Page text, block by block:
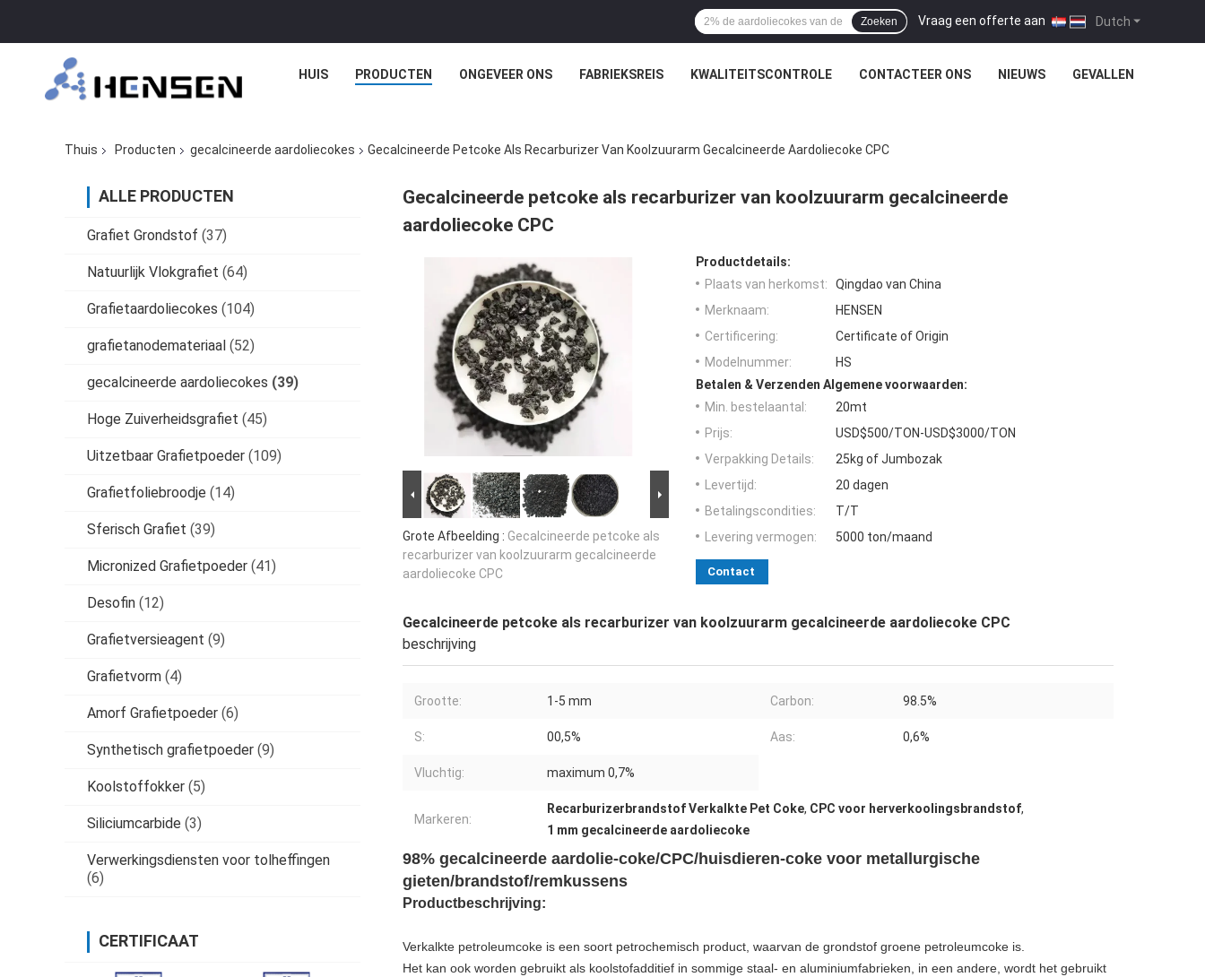
Dutch
Vraag een offerte aan |
Zoeken
HUIS PRODUCTEN ONGEVEER ONS FABRIEKSREIS KWALITEITSCONTROLE CONTACTEER ONS NIEUWS GEVALLEN
Thuis Producten gecalcineerde aardoliecokes Gecalcineerde Petcoke Als Recarburizer Van Koolzuurarm Gecalcineerde Aardoliecoke CPC
ALLE PRODUCTEN
Grafiet Grondstof (37)
Natuurlijk Vlokgrafiet (64)
Grafietaardoliecokes (104)
grafietanodemateriaal (52)
gecalcineerde aardoliecokes (39)
Hoge Zuiverheidsgrafiet (45)
Uitzetbaar Grafietpoeder (109)
Grafietfoliebroodje (14)
Sferisch Grafiet (39)
Micronized Grafietpoeder (41)
Desofin (12)
Grafietversieagent (9)
Grafietvorm (4)
Amorf Grafietpoeder (6)
Synthetisch grafietpoeder (9)
Koolstoffokker (5)
Siliciumcarbide (3)
Verwerkingsdiensten voor tolheffingen
(6)
CERTIFICAAT
Gecalcineerde petcoke als recarburizer van koolzuurarm gecalcineerde
aardoliecoke CPC
Grote Afbeelding : Gecalcineerde petcoke als
recarburizer van koolzuurarm gecalcineerde
aardoliecoke CPC
Productdetails:
Plaats van herkomst:
Qingdao van China
Merknaam:
HENSEN
Certificering:
Certificate of Origin
Modelnummer:
HS
Betalen & Verzenden Algemene voorwaarden:
Min. bestelaantal:
20mt
Prijs:
USD$500/TON-USD$3000/TON
Verpakking Details:
25kg of Jumbozak
Levertijd:
20 dagen
Betalingscondities:
T/T
Levering vermogen:
5000 ton/maand
Contact
Gecalcineerde petcoke als recarburizer van koolzuurarm gecalcineerde aardoliecoke CPC
beschrijving
Grootte: 1-5 mm Carbon: 98.5%
S: 00,5% Aas: 0,6%
Vluchtig: maximum 0,7%
Markeren:
Recarburizerbrandstof Verkalkte Pet Coke, CPC voor herverkoolingsbrandstof,
1 mm gecalcineerde aardoliecoke
98% gecalcineerde aardolie-coke/CPC/huisdieren-coke voor metallurgische
gieten/brandstof/remkussens
Productbeschrijving:
Verkalkte petroleumcoke is een soort petrochemisch product, waarvan de grondstof groene petroleumcoke is.
Het kan ook worden gebruikt als koolstofadditief in sommige staal- en aluminiumfabrieken, in een andere, wordt het gebruikt